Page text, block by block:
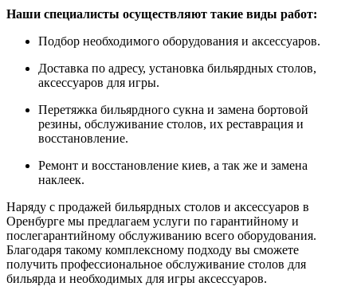
Наши специалисты осуществляют такие виды работ:
Подбор необходимого оборудования и аксессуаров.
Доставка по адресу, установка бильярдных столов,
аксессуаров для игры.
Перетяжка бильярдного сукна и замена бортовой
резины, обслуживание столов, их реставрация и
восстановление.
Ремонт и восстановление киев, а так же и замена
наклеек.
Наряду с продажей бильярдных столов и аксессуаров в
Оренбурге мы предлагаем услуги по гарантийному и
послегарантийному обслуживанию всего оборудования.
Благодаря такому комплексному подходу вы сможете
получить профессиональное обслуживание столов для
бильярда и необходимых для игры аксессуаров.